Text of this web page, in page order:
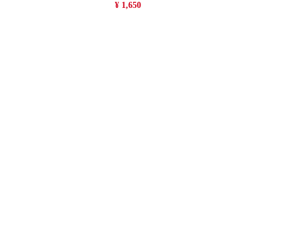
¥ 1,650